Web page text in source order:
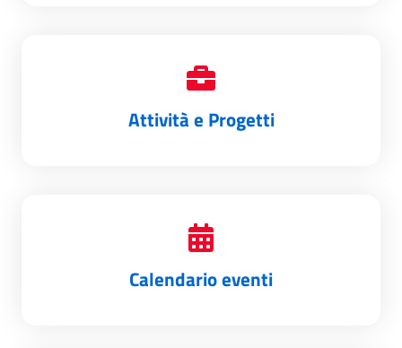
Attività e Progetti
Calendario eventi